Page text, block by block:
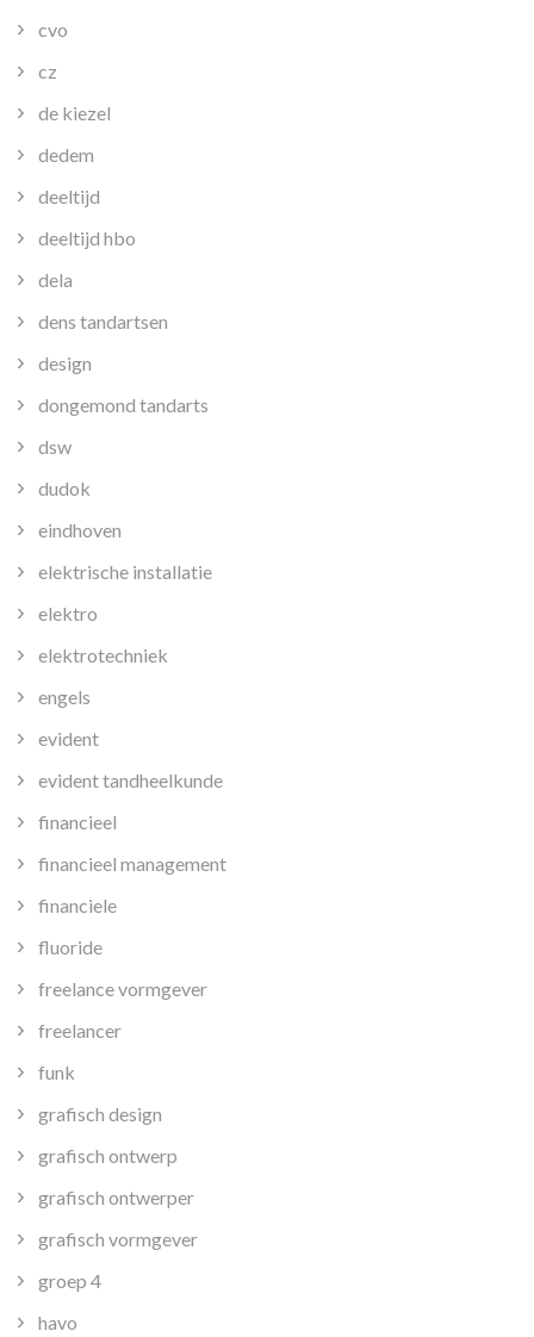
cvo
cz
de kiezel
dedem
deeltijd
deeltijd hbo
dela
dens tandartsen
design
dongemond tandarts
dsw
dudok
eindhoven
elektrische installatie
elektro
elektrotechniek
engels
evident
evident tandheelkunde
financieel
financieel management
financiele
fluoride
freelance vormgever
freelancer
funk
grafisch design
grafisch ontwerp
grafisch ontwerper
grafisch vormgever
groep 4
havo